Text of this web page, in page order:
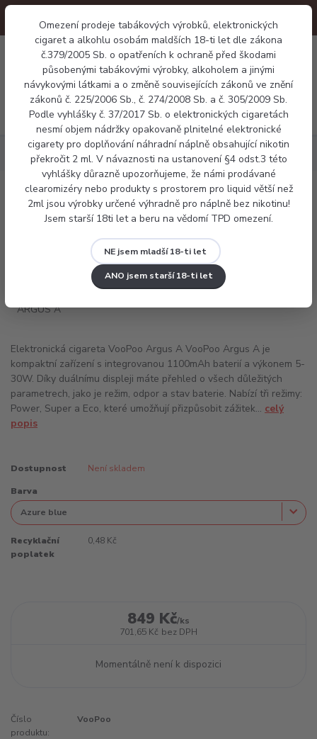
Omezení prodeje tabákových výrobků, elektronických
cigaret a alkohlu osobám maldších 18-ti let dle zákona
č.379/2005 Sb. o opatřeních k ochraně před škodami
působenými tabákovými výrobky, alkoholem a jinými
návykovými látkami a o změně souvisejících zákonů ve znění
zákonů č. 225/2006 Sb., č. 274/2008 Sb. a č. 305/2009 Sb.
Podle vyhlášky č. 37/2017 Sb. o elektronických cigaretách
nesmí objem nádržky opakovaně plnitelné elektronické
cigarety pro doplňování náhradní náplně obsahující nikotin
překročit 2 ml. V návaznosti na ustanovení §4 odst.3 této
vyhlášky důrazně upozorňujeme, že námi prodávané
clearomizéry nebo produkty s prostorem pro liquid větší než
2ml jsou výrobky určené výhradně pro náplně bez nikotinu!
Jsem starší 18ti let a beru na vědomí TPD omezení.
NE jsem mladší 18-ti let
ANO jsem starší 18-ti let
Menu
0 Kč
Elektronické cigarety VOOPOO ARGUS A
VOOPOO ARGUS A
Elektronická cigareta VooPoo Argus A VooPoo Argus A je
kompaktní zařízení s integrovanou 1100mAh baterií a výkonem 5-
30W. Díky duálnímu displeji máte přehled o všech důležitých
parametrech, jako je režim, odpor a stav baterie. Nabízí tři režimy:
Power, Super a Eco, které umožňují přizpůsobit zážitek... celý
popis
Dostupnost Není skladem
Barva
Recyklační
poplatek
0,48 Kč
849 Kč/ks
701,65 Kč bez DPH
Momentálně není k dispozici
Číslo
produktu:
VooPoo